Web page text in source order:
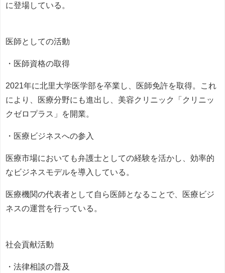
に登場している。
医師としての活動
・医師資格の取得
2021年に北里大学医学部を卒業し、医師免許を取得。これ
により、医療分野にも進出し、美容クリニック「クリニッ
クゼロプラス」を開業。
・医療ビジネスへの参入
医療市場においても弁護士としての経験を活かし、効率的
なビジネスモデルを導入している。
医療機関の代表者として自ら医師となることで、医療ビジ
ネスの運営を行っている。
社会貢献活動
・法律相談の普及